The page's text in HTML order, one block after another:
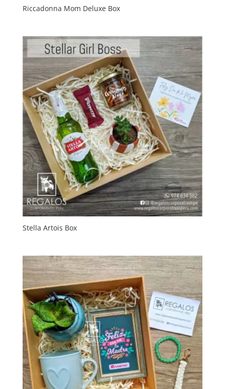
Riccadonna Mom Deluxe Box
Stella Artois Box